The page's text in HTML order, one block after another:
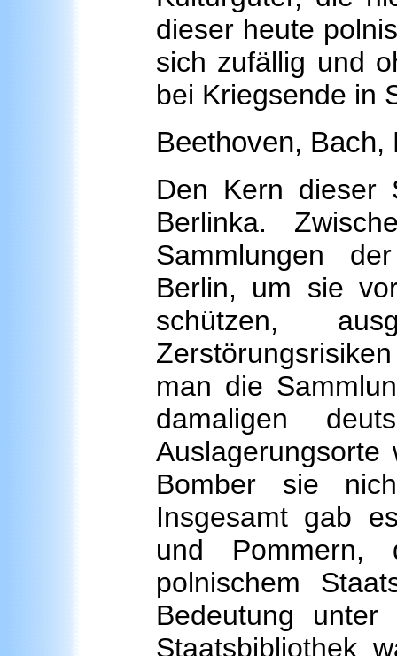
dieser heute
sich zufällig und
bei Kriegsende in
Beethoven, Bach,
Den Kern dieser
Berlinka.
Sammlungen
Berlin, um sie
schützen,
man die
damaligen
Bomber sie
Insgesamt gab
und
polnischem
Bedeutung
Staatsbibliothek